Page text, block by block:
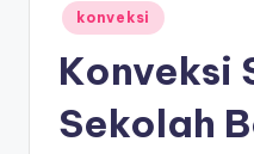
Posted
in
konveksi
Konveksi
Sekolah